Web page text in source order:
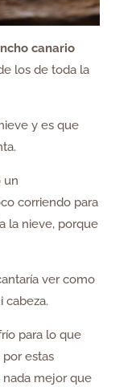
canario
los de toda la
y es que
un
corriendo para
la nieve, porque
ver como
cabeza.
para lo que
estas
mejor que